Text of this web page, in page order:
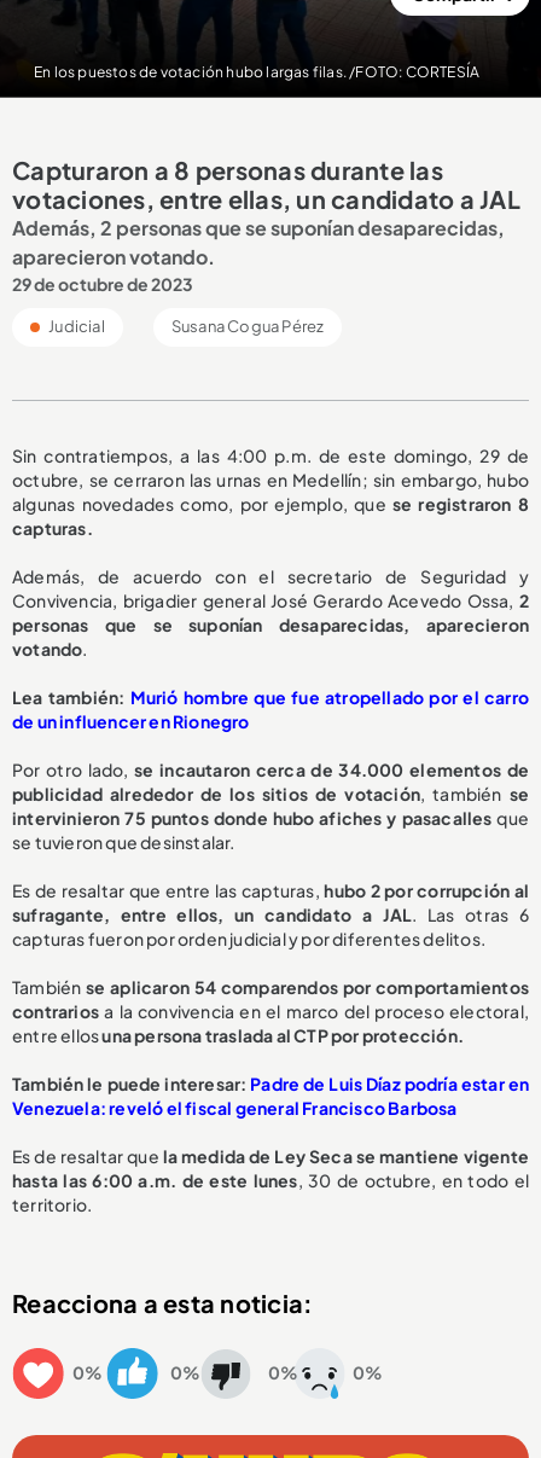
En los puestos de votación hubo largas filas. /FOTO: CORTESÍA
Capturaron a 8 personas durante las
votaciones, entre ellas, un candidato a JAL
Además, 2 personas que se suponían desaparecidas,
aparecieron votando.
29 de octubre de 2023
Judicial Susana Cogua Pérez
Sin contratiempos, a las 4:00 p.m. de este domingo, 29 de
octubre, se cerraron las urnas en Medellín; sin embargo, hubo
algunas novedades como, por ejemplo, que se registraron 8
capturas.
Además, de acuerdo con el secretario de Seguridad y
Convivencia, brigadier general José Gerardo Acevedo Ossa, 2
personas que se suponían desaparecidas, aparecieron
votando.
Lea también: Murió hombre que fue atropellado por el carro
de un influencer en Rionegro
Por otro lado,se incautaron cerca de 34.000 elementos de
publicidad alrededor de los sitios de votación, también se
intervinieron 75 puntos donde hubo afiches y pasacalles que
se tuvieron que desinstalar.
Es de resaltar que entre las capturas,hubo 2 por corrupción al
sufragante, entre ellos, un candidato a JAL. Las otras 6
capturas fueron por orden judicial y por diferentes delitos.
Tambiénse aplicaron 54 comparendos por comportamientos
contrarios a la convivencia en el marco del proceso electoral,
entre ellosuna persona traslada al CTP por protección.
También le puede interesar: Padre de Luis Díaz podría estar en
Venezuela: reveló el fiscal general Francisco Barbosa
Es de resaltar que la medida de Ley Seca se mantiene vigente
hasta las 6:00 a.m. de este lunes, 30 de octubre, en todo el
territorio.
Reacciona a esta noticia:
0% 0% 0% 0%